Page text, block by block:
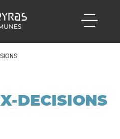
DECISIONS